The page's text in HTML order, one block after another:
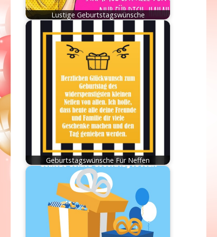
Lustige Geburtstagswünsche
Geburtstagswünsche Für Neffen